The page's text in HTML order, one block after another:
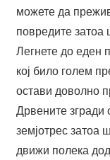
можете да
повредите затоа
Легнете до еден
кој било голем
остави доволно
Дрвените згради
земјотрес затоа
движи полека